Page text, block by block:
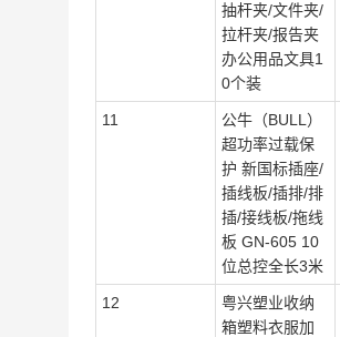
抽杆夹/文件夹/
拉杆夹/报告夹
办公用品文具1
0个装
11
公牛（BULL）
超功率过载保
护 新国标插座/
插线板/插排/排
插/接线板/拖线
板 GN-605 10
位总控全长3米
12
粤兴塑业收纳
箱塑料衣服加